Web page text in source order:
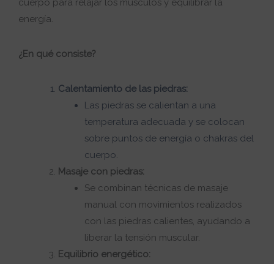
cuerpo para relajar los músculos y equilibrar la
energía.
¿En qué consiste?
Calentamiento de las piedras:
Las piedras se calientan a una
temperatura adecuada y se colocan
sobre puntos de energía o chakras del
cuerpo.
Masaje con piedras:
Se combinan técnicas de masaje
manual con movimientos realizados
con las piedras calientes, ayudando a
liberar la tensión muscular.
Equilibrio energético: